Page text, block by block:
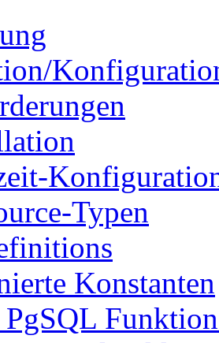
Typen
Konstanten
PgSQL